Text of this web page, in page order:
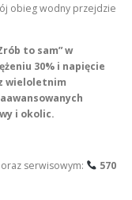
obieg wodny przejdzie
to sam” w
30% i napięcie
wieloletnim
i okolic.
serwisowym:
570